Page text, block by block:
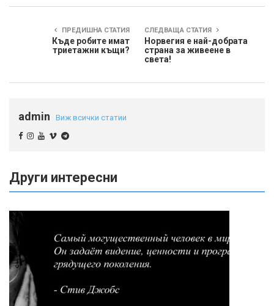
ПРЕДИШНА СТАТИЯ
Къде робите имат
триетажни къщи?
СЛЕДВАЩА СТАТИЯ
Норвегия е най-добрата
страна за живеене в
света!
admin Виж всички статии
Други интересни